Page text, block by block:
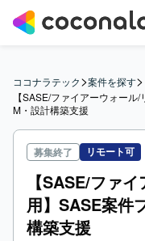
ココナラテック>案件を探す>
【SASE/ファイアーウォー
M・設計構築支援
募集終了 リモート可
【SASE/ファ
用】SASE案件
構築支援